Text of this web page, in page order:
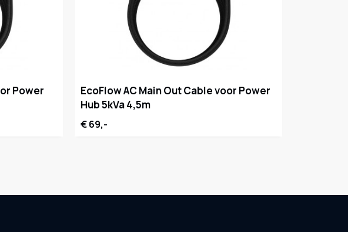
Power
EcoFlow AC Main Out Cable voor Power
Hub 5kVa 4,5m
€ 69,-